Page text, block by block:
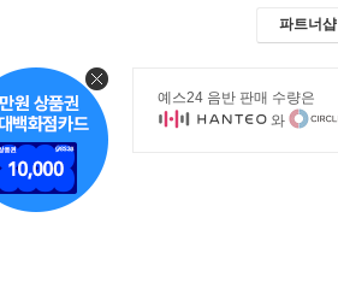
파트너샵
예스24 음반 판매 수량은
와